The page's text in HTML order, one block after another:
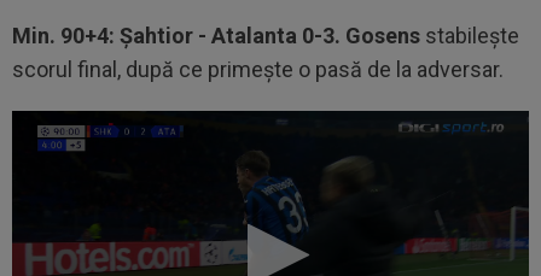
Min. 90+4: Șahtior - Atalanta 0-3. Gosens stabilește
scorul final, după ce primește o pasă de la adversar.